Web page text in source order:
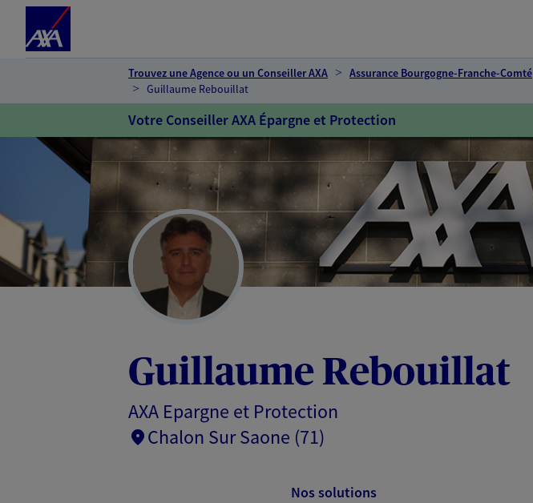
Trouvez une Agence ou un Conseiller AXA Assurance Bourgogne-Franche-Comté
Guillaume Rebouillat
Votre Conseiller AXA Épargne et Protection
Guillaume Rebouillat
AXA Epargne et Protection
Chalon Sur Saone (71)
Nos solutions